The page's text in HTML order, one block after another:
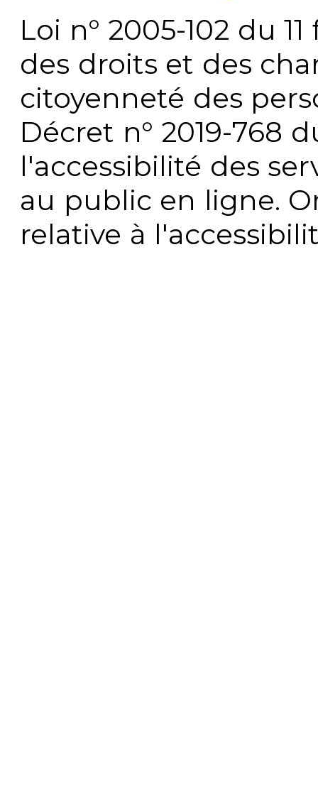
Loi n° 2005-102 du
des droits et des
citoyenneté des
Décret n° 2019-768
l'accessibilité des
au public en ligne.
relative à